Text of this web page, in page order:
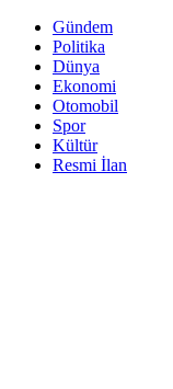
Gündem
Politika
Dünya
Ekonomi
Otomobil
Spor
Kültür
Resmi İlan